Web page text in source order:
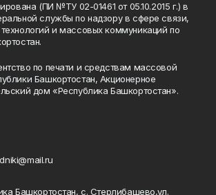
(ПИ №ТУ 02-01461 от 05.10.2015 г.) в
службы по надзору в сфере связи,
и массовых коммуникаций по
по печати и средствам массовой
Башкортостан, Акционерное
дом «Республика Башкортостан».
Башкортостан, c. Стерлибашево,ул.